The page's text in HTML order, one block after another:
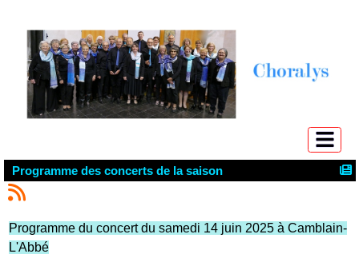
Programme des concerts de la saison
Programme du concert du samedi 14 juin 2025 à Camblain-
L'Abbé